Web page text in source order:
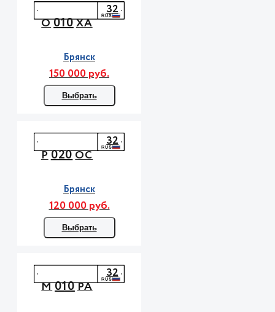
О010ХА
32
Брянск
150 000 руб.
Выбрать
Р020ОС
32
Брянск
120 000 руб.
Выбрать
М010РА
32